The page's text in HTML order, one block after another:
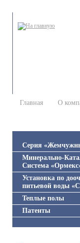
Главная О
Серия
Минерально-
Система
Установка по
питьевой воды
Теплые полы
Патенты